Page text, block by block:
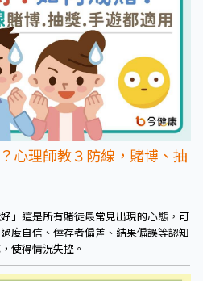
心理師教３防線，賭博、抽
」這是所有賭徒最常見出現的心態，可
度自信、倖存者偏差、結果偏誤等認知
使得情況失控。